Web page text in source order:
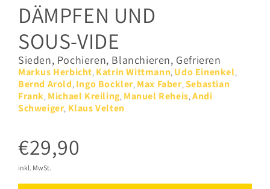
DÄMPFEN UND
SOUS-VIDE
Sieden, Pochieren, Blanchieren, Gefrieren
Markus Herbicht, Katrin Wittmann, Udo Einenkel,
Bernd Arold , Ingo Bockler, Max Faber, Sebastian
Frank, Michael Kreiling, Manuel Reheis,Andi
Schweiger, Klaus Velten
€29,90
inkl. MwSt.